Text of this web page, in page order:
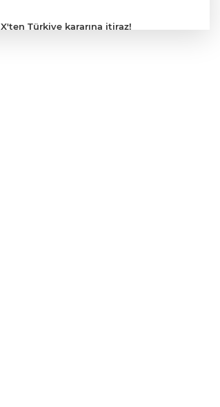
X'ten Türkiye kararına itiraz!